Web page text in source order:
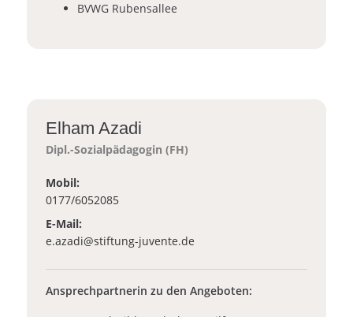
BVWG Rubensallee
Elham Azadi
Dipl.-Sozialpädagogin (FH)
Mobil:
0177/6052085
E-Mail:
e.azadi
_at_
stiftung-juvente.de
Ansprechpartnerin zu den Angeboten: